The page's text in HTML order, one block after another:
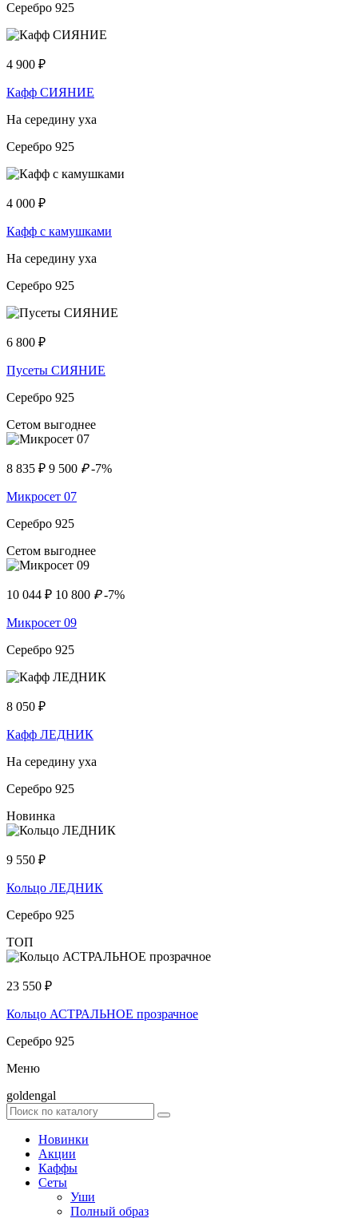
Серебро 925
4 900 ₽
Кафф СИЯНИЕ
На середину уха
Серебро 925
4 000 ₽
Кафф с камушками
На середину уха
Серебро 925
6 800 ₽
Пусеты СИЯНИЕ
Серебро 925
Сетом выгоднее
8 835 ₽ 9 500 ₽ -7%
Микросет 07
Серебро 925
Сетом выгоднее
10 044 ₽ 10 800 ₽ -7%
Микросет 09
Серебро 925
8 050 ₽
Кафф ЛЕДНИК
На середину уха
Серебро 925
Новинка
9 550 ₽
Кольцо ЛЕДНИК
Серебро 925
ТОП
23 550 ₽
Кольцо АСТРАЛЬНОЕ прозрачное
Серебро 925
Меню
goldengal
Новинки
Акции
Каффы
Сеты
Уши
Полный образ